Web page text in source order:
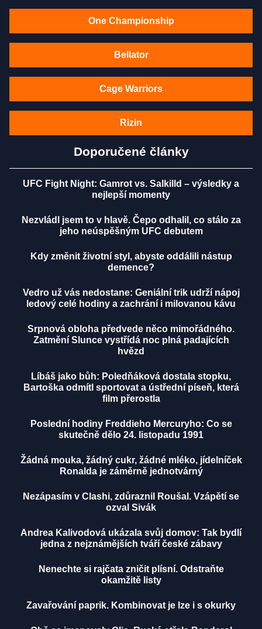
One Championship
Bellator
Cage Warriors
Rizin
Doporučené články
UFC Fight Night: Gamrot vs. Salkilld – výsledky a
nejlepší momenty
Nezvládl jsem to v hlavě. Čepo odhalil, co stálo za
jeho neúspěšným UFC debutem
Kdy změnit životní styl, abyste oddálili nástup
demence?
Vedro už vás nedostane: Geniální trik udrží nápoj
ledový celé hodiny a zachrání i milovanou kávu
Srpnová obloha předvede něco mimořádného.
Zatmění Slunce vystřídá noc plná padajících
hvězd
Líbáš jako bůh: Poledňáková dostala stopku,
Bartoška odmítl sportovat a ústřední píseň, která
film přerostla
Poslední hodiny Freddieho Mercuryho: Co se
skutečně dělo 24. listopadu 1991
Žádná mouka, žádný cukr, žádné mléko, jídelníček
Ronalda je záměrně jednotvárný
Nezápasím v Clashi, zdůraznil Roušal. Vzápětí se
ozval Sivák
Andrea Kalivodová ukázala svůj domov: Tak bydlí
jedna z nejznámějších tváří české zábavy
Nenechte si rajčata zničit plísní. Odstraňte
okamžitě listy
Zavařování paprik. Kombinovat je lze i s okurky